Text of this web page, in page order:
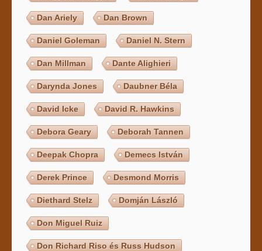
Dan Ariely Dan Brown
Daniel Goleman Daniel N. Stern
Dan Millman Dante Alighieri
Darynda Jones Daubner Béla
David Icke David R. Hawkins
Debora Geary Deborah Tannen
Deepak Chopra Demecs István
Derek Prince Desmond Morris
Diethard Stelz Domján László
Don Miguel Ruiz
Don Richard Riso és Russ Hudson